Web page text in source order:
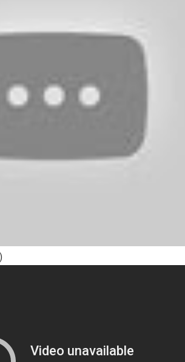
Syiah dan
Syiah dan
Kesalahan Syiah
Syiah dan Konsep
Syiah dan
Syiah dan
Syiah dan
Syiah dan
Syiah dan
Kesalahan Besar